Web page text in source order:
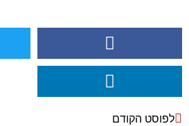
לפוסט הקודם